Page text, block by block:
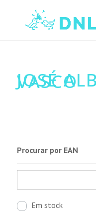
JOSÉ
VASCO
Procurar por EAN
Em stock